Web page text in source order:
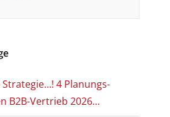
4 Planungs-
B2B-Vertrieb 2026…